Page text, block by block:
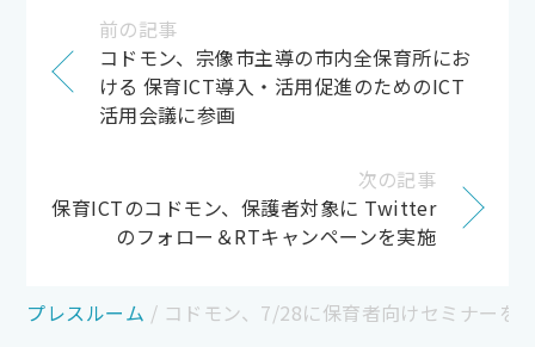
前の記事
コドモン、宗像市主導の市内全保育所にお
ける 保育ICT導入・活用促進のためのICT
活用会議に参画
次の記事
保育ICTのコドモン、保護者対象に Twitter
のフォロー＆RTキャンペーンを実施
プレスルーム / コドモン、7/28に保育者向けセミナーを